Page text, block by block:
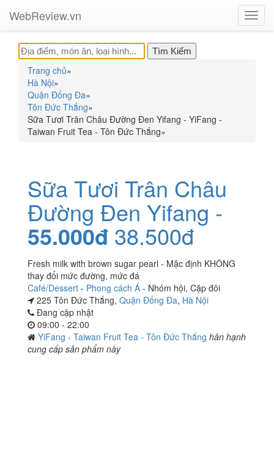
WebReview.vn
Trang chủ»
Hà Nội»
Quận Đống Đa»
Tôn Đức Thắng»
Sữa Tươi Trân Châu Đường Đen Yifang - YiFang -
Taiwan Fruit Tea - Tôn Đức Thắng»
Sữa Tươi Trân Châu
Đường Đen Yifang -
55.000đ 38.500đ
Fresh milk with brown sugar pearl - Mặc định KHÔNG
thay đổi mức đường, mức đá
Café/Dessert - Phong cách Á - Nhóm hội, Cặp đôi
225 Tôn Đức Thắng, Quận Đống Đa, Hà Nội
Đang cập nhật
09:00 - 22:00
YiFang - Taiwan Fruit Tea - Tôn Đức Thắng hân hạnh
cung cấp sản phẩm này